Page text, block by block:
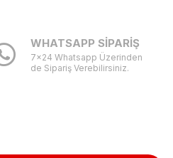
WHATSAPP SİPARİŞ
7x24 Whatsapp Üzerinden
de Sipariş Verebilirsiniz.